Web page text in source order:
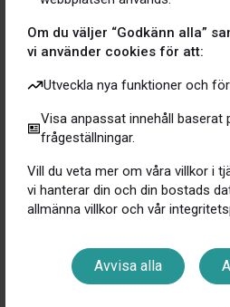
Om du väljer “Godkänn alla”
vi använder cookies för att:
Utveckla nya funktioner och
Visa anpassat innehåll baserat
frågeställningar.
Vill du veta mer om våra villkor i
vi hanterar din och din bostads
allmänna villkor och vår
Avvisa alla
Mer flexibilitet och
bostaden.
Läs mer